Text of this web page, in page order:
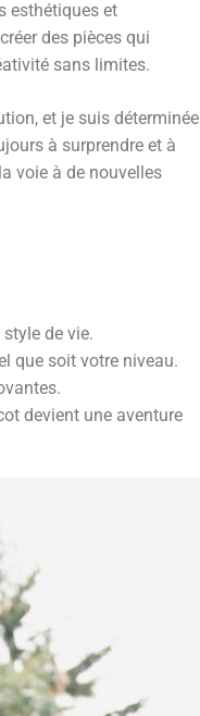
esthétiques et
des pièces qui
sans limites.
et je suis déterminée
à surprendre et à
voie à de nouvelles
de vie.
que soit votre niveau.
devient une aventure